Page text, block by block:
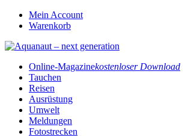
Mein Account
Warenkorb
Online-Magazinekostenloser Download
Tauchen
Reisen
Ausrüstung
Umwelt
Meldungen
Fotostrecken